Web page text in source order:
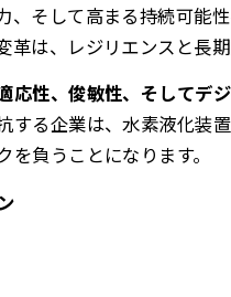
、そして高まる持続可能
は、レジリエンスと長
応性、俊敏性、そしてデ
する企業は、水素液化装
負うことになります。